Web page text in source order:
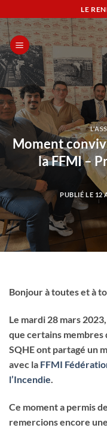
au
contenu
LE
Moment
la FFMI –
PUBLIÉ LE 12
Bonjour à toutes et à
Le mardi 28 mars
que certains membres
SQHE ont partagé un
avec la FFMI
l’Incendie
Ce moment a permis
remercions encore